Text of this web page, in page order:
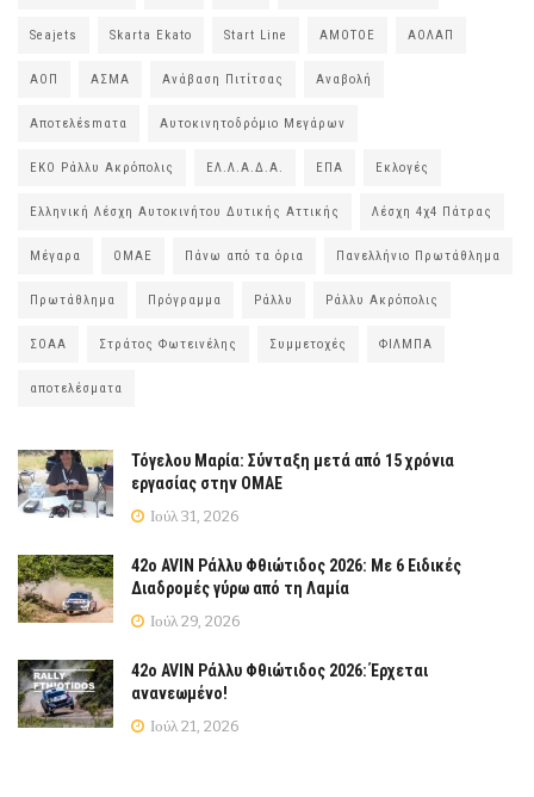
Seajets Skarta Ekato Start Line ΑΜΟΤΟΕ ΑΟΛΑΠ
ΑΟΠ ΑΣΜΑ Ανάβαση Πιτίτσας Αναβολή
Αποτελέsmατα Αυτοκινητοδρόμιο Μεγάρων
ΕΚΟ Ράλλυ Ακρόπολις ΕΛ.Λ.Α.Δ.Α. ΕΠΑ Εκλογές
Ελληνική Λέσχη Αυτοκινήτου Δυτικής Αττικής Λέσχη 4χ4 Πάτρας
Μέγαρα ΟΜΑΕ Πάνω από τα όρια Πανελλήνιο Πρωτάθλημα
Πρωτάθλημα Πρόγραμμα Ράλλυ Ράλλυ Ακρόπολις
ΣΟΑΑ Στράτος Φωτεινέλης Συμμετοχές ΦΙΛΜΠΑ
αποτελέσματα
Τόγελου Μαρία: Σύνταξη μετά από 15 χρόνια
εργασίας στην ΟΜΑΕ
Ιούλ 31, 2026
42ο AVIN Ράλλυ Φθιώτιδος 2026: Με 6 Ειδικές
Διαδρομές γύρω από τη Λαμία
Ιούλ 29, 2026
42ο AVIN Ράλλυ Φθιώτιδος 2026: Έρχεται
ανανεωμένο!
Ιούλ 21, 2026